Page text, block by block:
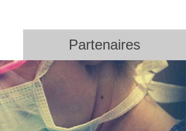
Partenaires